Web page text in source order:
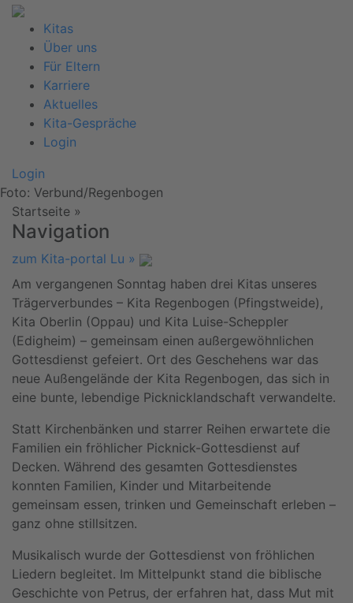
Kitas
Über uns
Für Eltern
Karriere
Aktuelles
Kita-Gespräche
Login
Login
Foto: Verbund/Regenbogen
Startseite »
Navigation
zum Kita-portal Lu »
Am vergangenen Sonntag haben drei Kitas unseres
Trägerverbundes – Kita Regenbogen (Pfingstweide),
Kita Oberlin (Oppau) und Kita Luise-Scheppler
(Edigheim) – gemeinsam einen außergewöhnlichen
Gottesdienst gefeiert. Ort des Geschehens war das
neue Außengelände der Kita Regenbogen, das sich in
eine bunte, lebendige Picknicklandschaft verwandelte.
Statt Kirchenbänken und starrer Reihen erwartete die
Familien ein fröhlicher Picknick-Gottesdienst auf
Decken. Während des gesamten Gottesdienstes
konnten Familien, Kinder und Mitarbeitende
gemeinsam essen, trinken und Gemeinschaft erleben –
ganz ohne stillsitzen.
Musikalisch wurde der Gottesdienst von fröhlichen
Liedern begleitet. Im Mittelpunkt stand die biblische
Geschichte von Petrus, der erfahren hat, dass Mut mit